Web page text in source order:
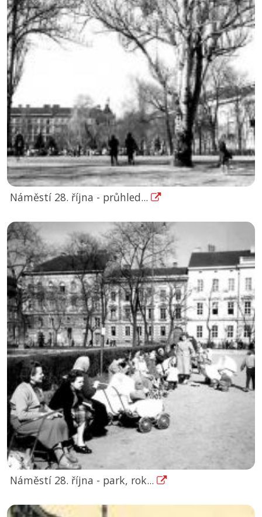
Náměstí 28. října - průhled...
Náměstí 28. října - park, rok...